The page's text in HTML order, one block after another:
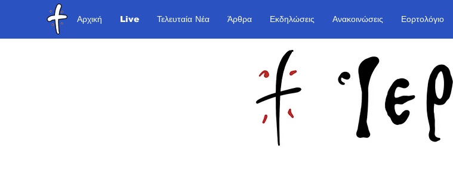
Αρχική Live Τελευταία Νέα Άρθρα Εκδηλώσεις Ανακοινώσεις Εορτολόγιο